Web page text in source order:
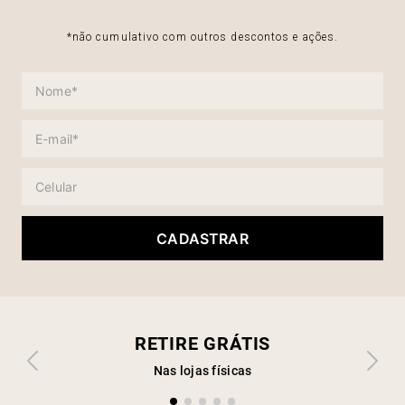
*não cumulativo com outros descontos e ações.
CADASTRAR
RETIRE GRÁTIS
Nas lojas físicas